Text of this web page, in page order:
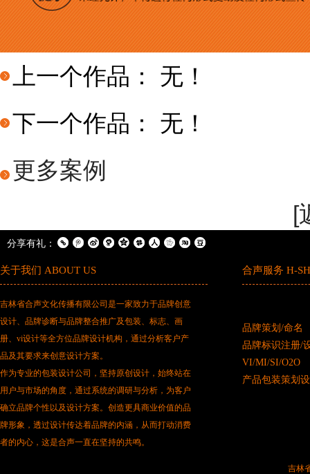
上一个作品：
无！
下一个作品：
无！
更多案例
[
分享有礼：
关于我们 ABOUT US
吉林省合声文化传播有限公司是一家致力于品牌创意
设计、品牌诊断与品牌整合推广及包装、标志、画
册、vi设计等全方位品牌设计机构，通过分析客户产
品及其要求来创意设计方案。
作为专业的包装设计公司，坚持原创设计，始终站在
用户与市场的角度，通过系统的调研与分析，为客户
确立品牌个性以及设计方案。创造更具商业价值的品
牌形象，透过设计传达着品牌的内涵，从而打动消费
者的内心，这是合声一直在坚持的共鸣。
合声服务 H-
品牌策划/命名
品牌标识注册/
VI/MI/SI/O2O
产品包装策划
吉林